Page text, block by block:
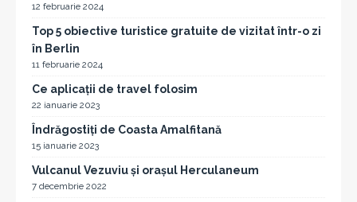
12 februarie 2024
Top 5 obiective turistice gratuite de vizitat într-o zi
în Berlin
11 februarie 2024
Ce aplicații de travel folosim
22 ianuarie 2023
Îndrăgostiți de Coasta Amalfitană
15 ianuarie 2023
Vulcanul Vezuviu și orașul Herculaneum
7 decembrie 2022